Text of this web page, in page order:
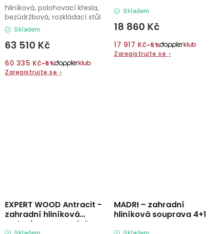
Skladem
63 510 Kč
60 335 Kč−5%
Zaregistrujte se ›
hliníková, polohovací křesla,
bezúdržbová, rozkládací stůl
Skladem
18 860 Kč
17 917 Kč−5%
Zaregistrujte se ›
EXPERT WOOD Antracit -
zahradní hliníková
sedací souprava 2+1
MADRI – zahradní
hliníková souprava 4+1